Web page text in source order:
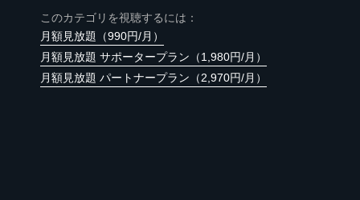
このカテゴリを視聴するには：
月額見放題（990円/月）
月額見放題 サポータープラン（1,980円/月）
月額見放題 パートナープラン（2,970円/月）